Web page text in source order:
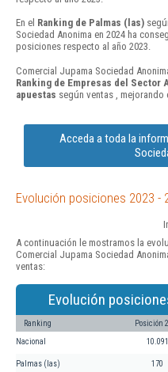
En el Ranking de Palmas (las)
Sociedad Anonima en 2024 ha
posiciones respecto al año 2023.
Comercial Jupama Sociedad
Ranking de Empresas del Sector
apuestas según ventas , mejorando
Acceda a toda la
Evolución posiciones 2023 -
A continuación le mostramos la
Comercial Jupama Sociedad
ventas:
Evolución
Ranking Posición
Nacional 10.091
Palmas (las) 170